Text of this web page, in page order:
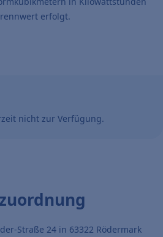
erfolgt.
nicht zur Verfügung.
Straße 24 in 63322 Rödermark